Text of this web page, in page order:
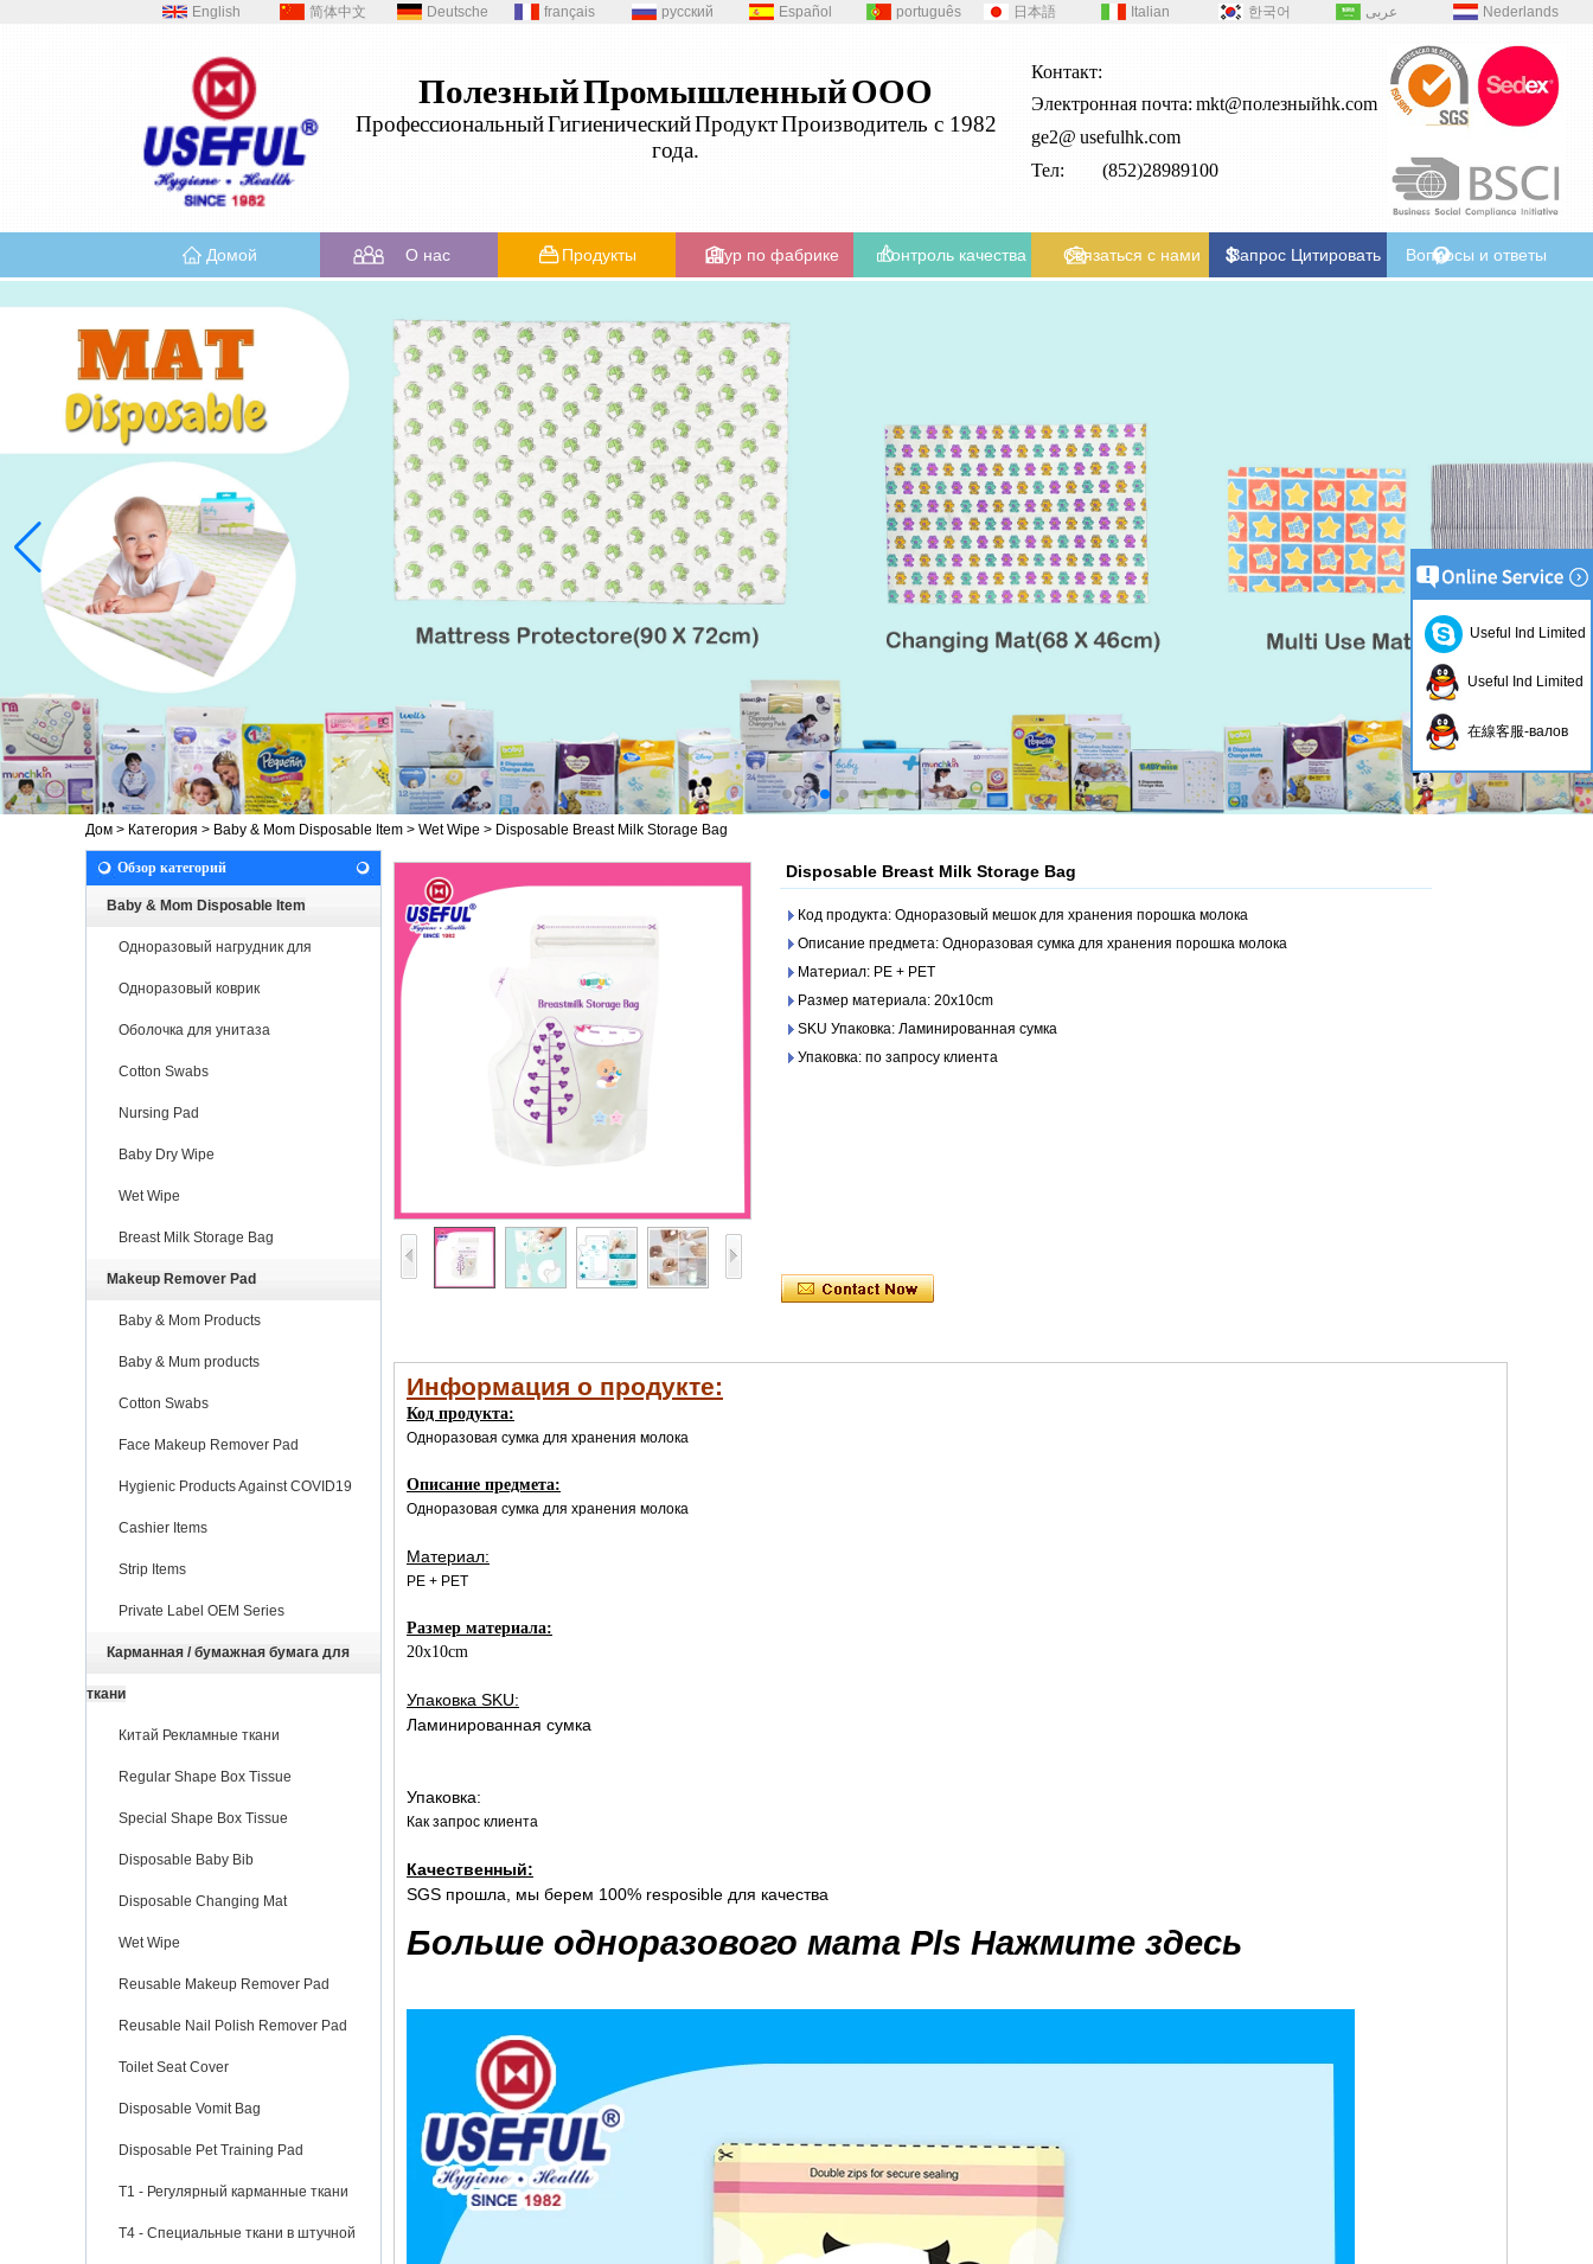
English 简体中文 Deutsche français русский Español português 日本語 Italian 한국어 عربى Nederlands
ПолезныйПромышленныйООО
ПрофессиональныйГигиеническийПродуктПроизводитель с 1982
года.
Контакт:
Электронная почта: mkt@полезныйhk.com
ge2@ usefulhk.com
Тел: (852)28989100
Домой О нас Продукты Тур по фабрике Контроль качества Связаться с нами Запрос Цитировать Вопросы и ответы
Дом > Категория > Baby & Mom Disposable Item > Wet Wipe > Disposable Breast Milk Storage Bag
Обзор категорий
Baby & Mom Disposable Item
Одноразовый нагрудник для
новорожденных
Одноразовый коврик
Оболочка для унитаза
Cotton Swabs
Nursing Pad
Baby Dry Wipe
Wet Wipe
Breast Milk Storage Bag
Makeup Remover Pad
Baby & Mom Products
Baby & Mum products
Cotton Swabs
Face Makeup Remover Pad
Hygienic Products Against COVID19
Cashier Items
Strip Items
Private Label OEM Series
Карманная / бумажная бумага для
ткани
Китай Рекламные ткани
Regular Shape Box Tissue
Special Shape Box Tissue
Disposable Baby Bib
Disposable Changing Mat
Wet Wipe
Reusable Makeup Remover Pad
Reusable Nail Polish Remover Pad
Toilet Seat Cover
Disposable Vomit Bag
Disposable Pet Training Pad
T1 - Регулярный карманные ткани
T4 - Специальные ткани в штучной
Disposable Breast Milk Storage Bag
Код продукта: Одноразовый мешок для хранения порошка молока
Описание предмета: Одноразовая сумка для хранения порошка молока
Материал: PE + PET
Размер материала: 20x10cm
SKU Упаковка: Ламинированная сумка
Упаковка: по запросу клиента
Информация о продукте:
Код продукта:
Одноразовая сумка для хранения молока
Описание предмета:
Одноразовая сумка для хранения молока
Материал:
PE + PET
Размер материала:
20x10cm
Упаковка SKU:
Ламинированная сумка
Упаковка:
Как запрос клиента
Качественный:
SGS прошла, мы берем 100% resposible для качества
Больше одноразового мата Pls Нажмите здесь
Useful Ind Limited
Useful Ind Limited
在線客服-валов